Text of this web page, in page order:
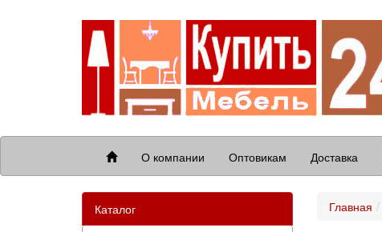
О компании Оптовикам Доставка
Каталог Главная